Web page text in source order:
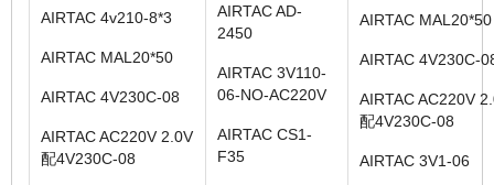
AIRTAC 4v210-8*3
AIRTAC MAL20*50
AIRTAC 4V230C-08
AIRTAC AC220V 2.0V
配4V230C-08
AIRTAC AD-
2450
AIRTAC 3V110-
06-NO-AC220V
AIRTAC CS1-
F35
AIRTAC MAL20*50
AIRTAC 4V230C-
AIRTAC AC220V
配4V230C-08
AIRTAC 3V1-06